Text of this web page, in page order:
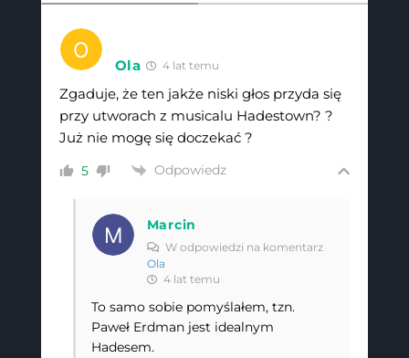
Ola 4 lat temu
Zgaduje, że ten jakże niski głos przyda się
przy utworach z musicalu Hadestown? ?
Już nie mogę się doczekać ?
5 Odpowiedz
Marcin
W odpowiedzi na komentarz
Ola
4 lat temu
To samo sobie pomyślałem, tzn.
Paweł Erdman jest idealnym
Hadesem.